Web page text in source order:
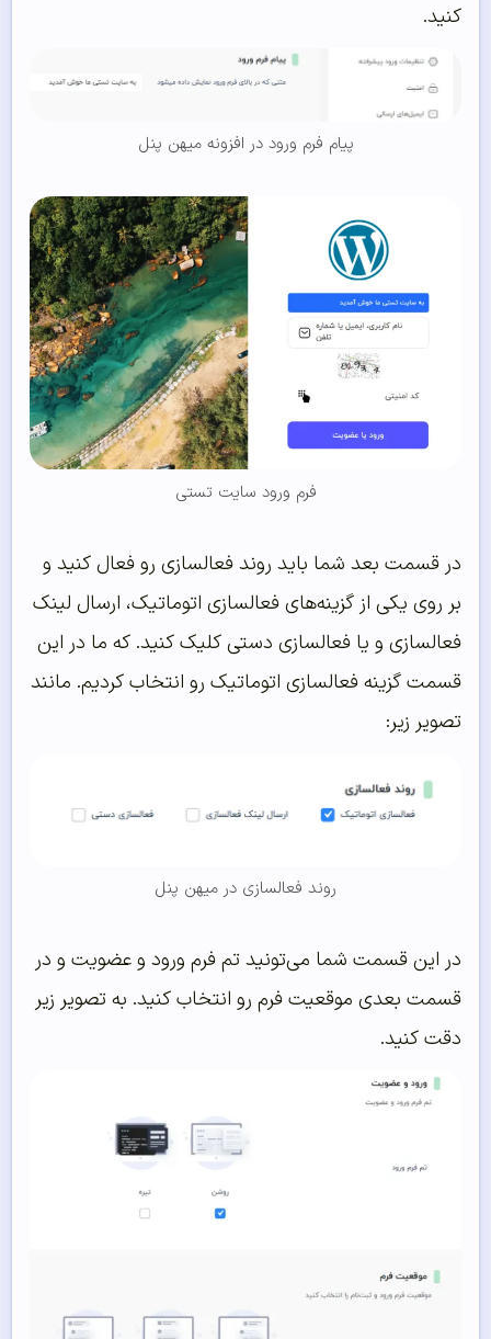
کنید.
پیام فرم ورود در افزونه میهن پنل
فرم ورود سایت تستی
در قسمت بعد شما باید روند فعالسازی رو فعال کنید و
بر روی یکی از گزینه‌های فعالسازی اتوماتیک، ارسال لینک
فعالسازی و یا فعالسازی دستی کلیک کنید. که ما در این
قسمت گزینه فعالسازی اتوماتیک رو انتخاب کردیم. مانند
تصویر زیر:
روند فعالسازی در میهن پنل
در این قسمت شما می‌تونید تم فرم ورود و عضویت و در
قسمت بعدی موقعیت فرم رو انتخاب کنید. به تصویر زیر
دقت کنید.